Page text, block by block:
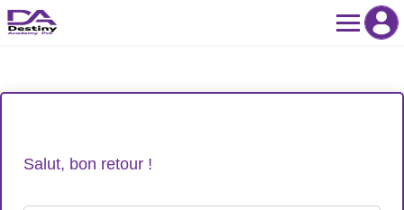
Skip
to
Salut, bon retour !